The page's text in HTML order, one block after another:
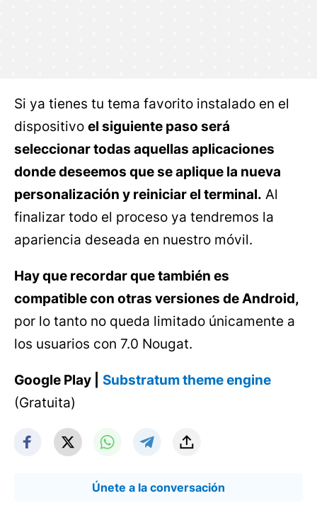
Si ya tienes tu tema favorito instalado en el
dispositivo el siguiente paso será
seleccionar todas aquellas aplicaciones
donde deseemos que se aplique la nueva
personalización y reiniciar el terminal. Al
finalizar todo el proceso ya tendremos la
apariencia deseada en nuestro móvil.
Hay que recordar que también es
compatible con otras versiones de Android,
por lo tanto no queda limitado únicamente a
los usuarios con 7.0 Nougat.
Google Play |
Substratum theme engine
(Gratuita)
Únete a la conversación